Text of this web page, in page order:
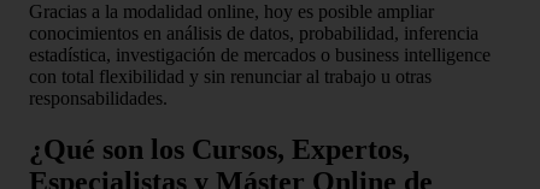
Gracias a la modalidad online, hoy es posible ampliar
conocimientos en análisis de datos, probabilidad, inferencia
estadística, investigación de mercados o business intelligence
con total flexibilidad y sin renunciar al trabajo u otras
responsabilidades.
¿Qué son los Cursos, Expertos,
Especialistas y Máster Online de